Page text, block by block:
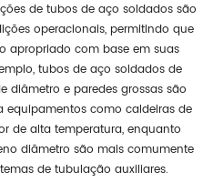
de tubos de aço soldados são
operacionais, permitindo que
apropriado com base em suas
tubos de aço soldados de
diâmetro e paredes grossas são
equipamentos como caldeiras de
de alta temperatura, enquanto
diâmetro são mais comumente
de tubulação auxiliares.